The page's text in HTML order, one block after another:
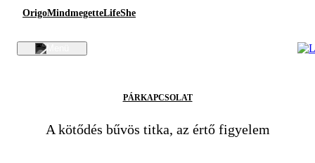
OrigoMindmegetteLifeShe
PÁRKAPCSOLAT
A kötődés bűvös titka, az értő figyelem